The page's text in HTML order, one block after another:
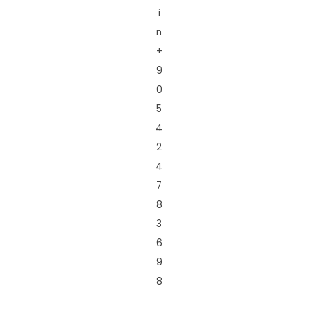
i
n
+
9
0
5
4
2
4
7
8
3
6
9
8